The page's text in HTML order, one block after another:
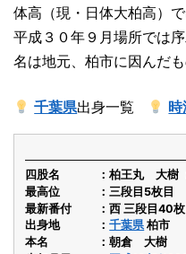
体高（現・日体大柏高）
平成３０年９月場所では
名は地元、柏市に因んだも
千葉県出身一覧
四股名
柏王丸 大樹
最高位
三段目5枚目
最新番付
西 三段目40枚
出身地
千葉県柏市
本名
朝倉 大樹